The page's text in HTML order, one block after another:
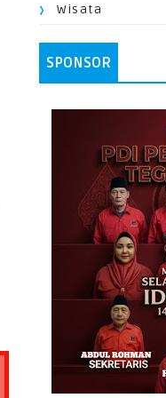
Wisata
SPONSOR